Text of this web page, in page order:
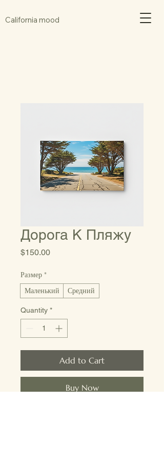
California mood
Дорога К Пляжу
$150.00Price
Размер *
Маленький
Средний
Quantity *
Add to Cart
Buy Now